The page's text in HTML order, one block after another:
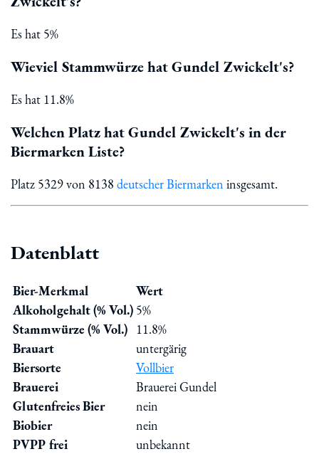
Es hat 5%
Wieviel Stammwürze hat Gundel Zwickelt's?
Es hat 11.8%
Welchen Platz hat Gundel Zwickelt's in der
Biermarken Liste?
Platz 5329 von 8138 deutscher Biermarken insgesamt.
Datenblatt
Bier-Merkmal
Wert
Alkoholgehalt (% Vol.) 5%
Stammwürze (% Vol.) 11.8%
Brauart
untergärig
Biersorte
Vollbier
Brauerei
Brauerei Gundel
Glutenfreies Bier
nein
Biobier
nein
PVPP frei
unbekannt